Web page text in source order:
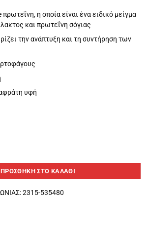
η οποία είναι ένα ειδικό μείγμα
και πρωτεΐνη σόγιας
την ανάπτυξη και τη συντήρηση των
υφή
ΠΡΟΣΘΉΚΗ ΣΤΟ ΚΑΛΆΘΙ
2315-535480